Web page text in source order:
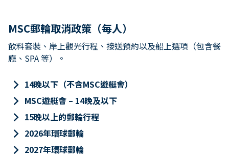
MSC郵輪取消政策（每人）
飲料套裝、岸上觀光行程、接送預約以及船上選項（包含餐
廳、SPA 等）。
keyboard_arrow_right 14晚以下（不含MSC遊艇會）
keyboard_arrow_right MSC遊艇會 – 14晚及以下
keyboard_arrow_right 15晚以上的郵輪行程
keyboard_arrow_right 2026年環球郵輪
keyboard_arrow_right 2027年環球郵輪